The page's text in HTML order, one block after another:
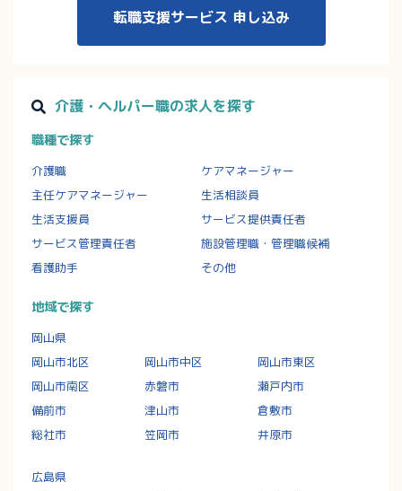
転職支援サービス 申し込み
介護・ヘルパー職の求人を探す
職種で探す
介護職
ケアマネージャー
主任ケアマネージャー
生活相談員
生活支援員
サービス提供責任者
サービス管理責任者
施設管理職・管理職候補
看護助手
その他
地域で探す
岡山県
岡山市北区
岡山市中区
岡山市東区
岡山市南区
赤磐市
瀬戸内市
備前市
津山市
倉敷市
総社市
笠岡市 井原市
広島県